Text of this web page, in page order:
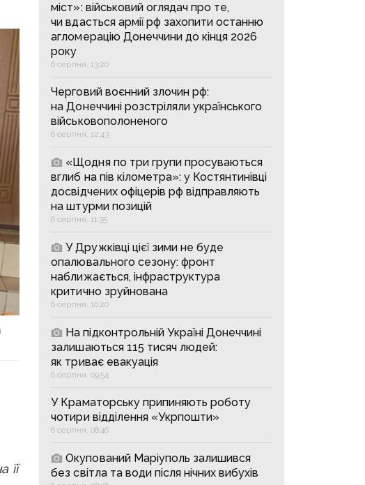
її
міст»: військовий оглядач про те,
чи вдасться армії рф захопити останню
агломерацію Донеччини до кінця 2026
року
6 серпня, 13:20
Черговий воєнний злочин рф:
на Донеччині розстріляли українського
військовополоненого
6 серпня, 12:43
«Щодня по три групи просуваються
вглиб на пів кілометра»: у Костянтинівці
досвідчених офіцерів рф відправляють
на штурми позицій
6 серпня, 11:35
У Дружківці цієї зими не буде
опалювального сезону: фронт
наближається, інфраструктура
критично зруйнована
6 серпня, 10:20
На підконтрольній Україні Донеччині
залишаються 115 тисяч людей:
як триває евакуація
6 серпня, 09:54
У Краматорську припиняють роботу
чотири відділення «Укрпошти»
6 серпня, 08:46
Окупований Маріуполь залишився
без світла та води після нічних вибухів